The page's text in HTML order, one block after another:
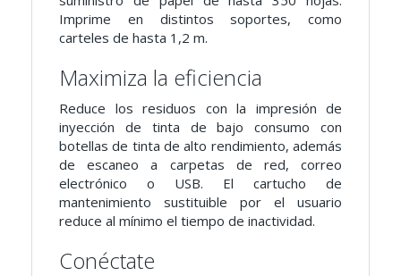
Imprime en distintos soportes, como
carteles de hasta 1,2 m.
Maximiza la eficiencia
Reduce los residuos con la impresión de
inyección de tinta de bajo consumo con
botellas de tinta de alto rendimiento, además
de escaneo a carpetas de red, correo
electrónico o USB. El cartucho de
mantenimiento sustituible por el usuario
reduce al mínimo el tiempo de inactividad.
Conéctate